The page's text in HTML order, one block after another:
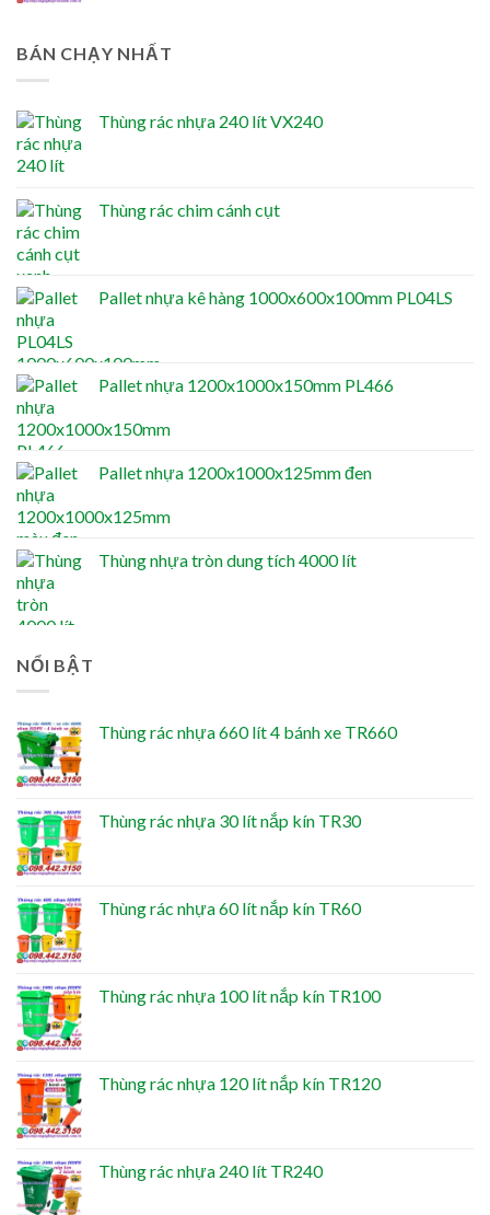
BÁN CHẠY NHẤT
Thùng rác nhựa 240 lít VX240
Thùng rác chim cánh cụt
Pallet nhựa kê hàng 1000x600x100mm PL04LS
Pallet nhựa 1200x1000x150mm PL466
Pallet nhựa 1200x1000x125mm đen
Thùng nhựa tròn dung tích 4000 lít
NỔI BẬT
Thùng rác nhựa 660 lít 4 bánh xe TR660
Thùng rác nhựa 30 lít nắp kín TR30
Thùng rác nhựa 60 lít nắp kín TR60
Thùng rác nhựa 100 lít nắp kín TR100
Thùng rác nhựa 120 lít nắp kín TR120
Thùng rác nhựa 240 lít TR240